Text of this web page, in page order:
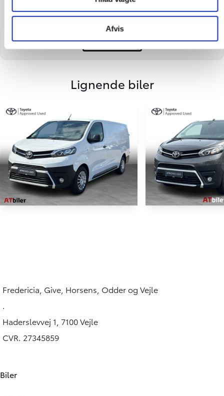
Afvis
pris afhængig af bilens stand, udstyr og
kilometerstand.
Start vurdering
Lignende biler
LEASING (EKSKL. MOMS)
Fredericia, Give, Horsens, Odder og Vejle
.
Haderslevvej 1, 7100 Vejle
CVR. 27345859
Biler